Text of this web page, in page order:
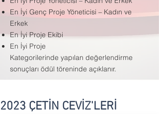
En İyi Genç Proje Yöneticisi – Kadın ve
Erkek
En İyi Proje Ekibi
En İyi Proje
Kategorilerinde yapılan değerlendirme
sonuçları ödül töreninde açıklanır.
2023 ÇETİN CEVİZ'LERİ